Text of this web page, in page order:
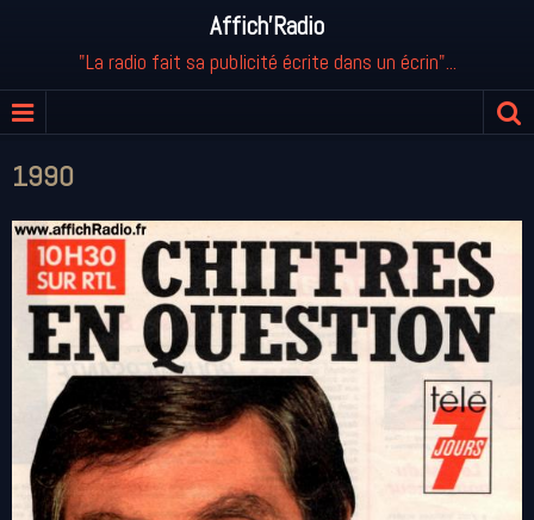
Affich'Radio
"La radio fait sa publicité écrite dans un écrin"...
1990